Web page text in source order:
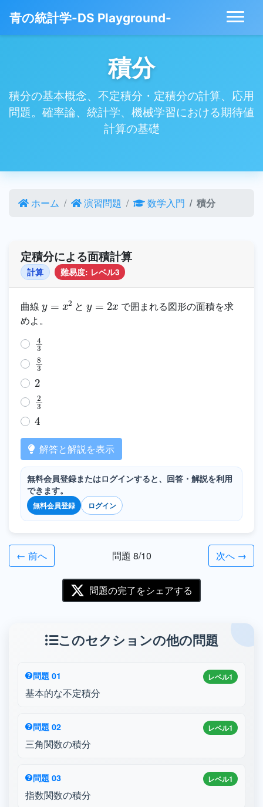
青の統計学-DS Playground-
積分
積分の基本概念、不定積分・定積分の計算、応用
問題。確率論、統計学、機械学習における期待値
計算の基礎
ホーム 演習問題 数学入門 積分
定積分による面積計算
計算 難易度: レベル3
曲線 と
で囲まれる図形の面積を求
めよ。
4
8
2
2
4
解答と解説を表示
無料会員登録またはログインすると、回答・解説を利用
できます。
無料会員登録 ログイン
← 前へ 問題 8/10 次へ →
問題の完了をシェアする
このセクションの他の問題
レベル1
問題 01
基本的な不定積分
レベル1
問題 02
三角関数の積分
レベル1
問題 03
指数関数の積分